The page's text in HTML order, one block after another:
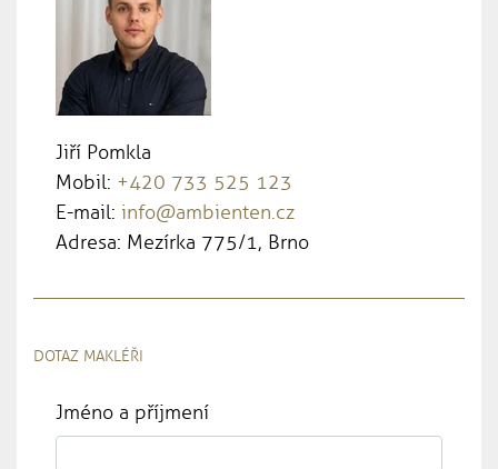
Jiří Pomkla
Mobil: +420 733 525 123
E-mail: info@ambienten.cz
Adresa: Mezírka 775/1, Brno
DOTAZ MAKLÉŘI
Jméno a příjmení